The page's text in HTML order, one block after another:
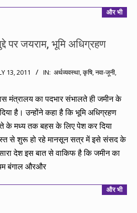
और भी
पर जयराम, भूमि अधिग्रहण
13, 2011 IN: अर्थव्यवस्था,कृषि,नवा-जूनी,
मंत्रालय का पदभार संभालते ही जमीन के
है। उन्होंने कहा है कि भूमि अधिग्रहण
के मध्य तक बहस के लिए पेश कर दिया
से शुरू हो रहे मानसून सत्र में इसे संसद के
देश इस बात से वाकिफ है कि जमीन का
बंगाल औरऔर
और भी